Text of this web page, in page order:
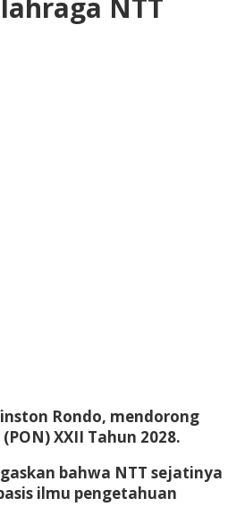
NTT
Rondo, mendorong
XXII Tahun 2028.
bahwa NTT sejatinya
ilmu pengetahuan